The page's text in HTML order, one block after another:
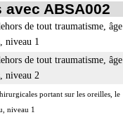
ABSA002
de tout traumatisme, âge
niveau 1
de tout traumatisme, âge
niveau 2
portant sur les oreilles, le
niveau 1